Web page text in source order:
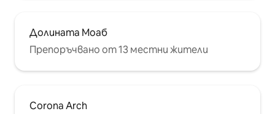
Долината Моаб
Препоръчвано от 13 местни жители
Corona Arch